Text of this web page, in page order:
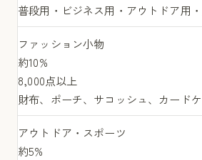
普段用・ビジネス用・アウトドア用
ファッション小物
約10%
8,000点以上
財布、ポーチ、サコッシュ、カード
アウトドア・スポーツ
約5%